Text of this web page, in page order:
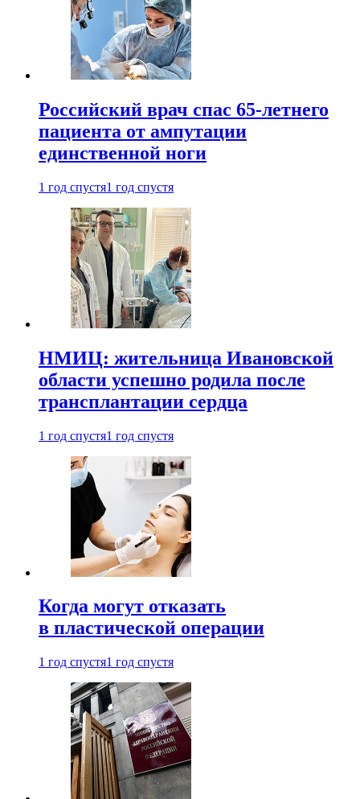
Российский врач спас 65-летнего
пациента от ампутации
единственной ноги
1 год спустя1 год спустя
НМИЦ: жительница Ивановской
области успешно родила после
трансплантации сердца
1 год спустя1 год спустя
Когда могут отказать
в пластической операции
1 год спустя1 год спустя